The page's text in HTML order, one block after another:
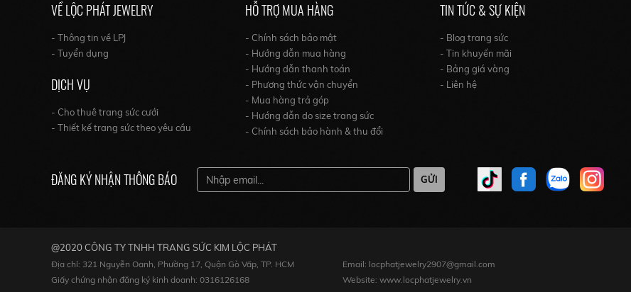
VỀ LỘC PHÁT JEWELRY
- Thông tin về LPJ
- Tuyển dụng
DỊCH VỤ
- Cho thuê trang sức cưới
- Thiết kế trang sức theo yêu cầu
HỖ TRỢ MUA HÀNG
- Chính sách bảo mật
- Hướng dẫn mua hàng
- Hướng dẫn thanh toán
- Phương thức vận chuyển
- Mua hàng trả góp
- Hướng dẫn do size trang sức
- Chính sách bảo hành & thu đổi
TIN TỨC & SỰ KIỆN
- Blog trang sức
- Tin khuyến mãi
- Bảng giá vàng
- Liên hệ
ĐĂNG KÝ NHẬN THÔNG BÁO GỬI
@2020 CÔNG TY TNHH TRANG SỨC KIM LỘC PHÁT
Địa chỉ: 321 Nguyễn Oanh, Phường 17, Quận Gò Vấp, TP. HCM
Giấy chứng nhận đăng ký kinh doanh: 0316126168
Email: locphatjewelry2907@gmail.com
Website: www.locphatjewelry.vn